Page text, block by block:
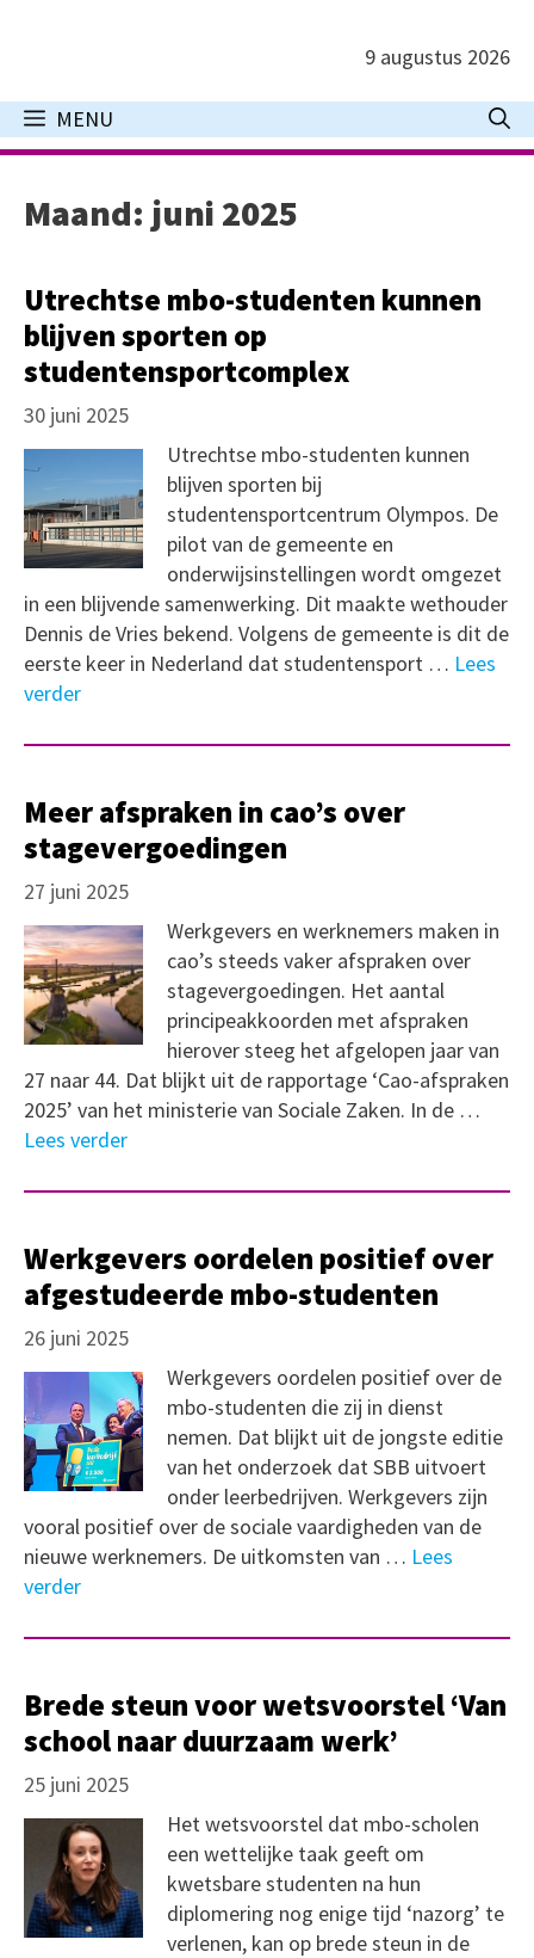
inhoud
9 augustus 2026
MENU
Maand: juni 2025
Utrechtse mbo-studenten kunnen
blijven sporten op
studentensportcomplex
30 juni 2025
Utrechtse mbo-studenten kunnen
blijven sporten bij
studentensportcentrum Olympos. De
pilot van de gemeente en
onderwijsinstellingen wordt omgezet
in een blijvende samenwerking. Dit maakte wethouder
Dennis de Vries bekend. Volgens de gemeente is dit de
eerste keer in Nederland dat studentensport … Lees
verder
Meer afspraken in cao’s over
stagevergoedingen
27 juni 2025
Werkgevers en werknemers maken in
cao’s steeds vaker afspraken over
stagevergoedingen. Het aantal
principeakkoorden met afspraken
hierover steeg het afgelopen jaar van
27 naar 44. Dat blijkt uit de rapportage ‘Cao-afspraken
2025’ van het ministerie van Sociale Zaken. In de …
Lees verder
Werkgevers oordelen positief over
afgestudeerde mbo-studenten
26 juni 2025
Werkgevers oordelen positief over de
mbo-studenten die zij in dienst
nemen. Dat blijkt uit de jongste editie
van het onderzoek dat SBB uitvoert
onder leerbedrijven. Werkgevers zijn
vooral positief over de sociale vaardigheden van de
nieuwe werknemers. De uitkomsten van … Lees
verder
Brede steun voor wetsvoorstel ‘Van
school naar duurzaam werk’
25 juni 2025
Het wetsvoorstel dat mbo-scholen
een wettelijke taak geeft om
kwetsbare studenten na hun
diplomering nog enige tijd ‘nazorg’ te
verlenen, kan op brede steun in de